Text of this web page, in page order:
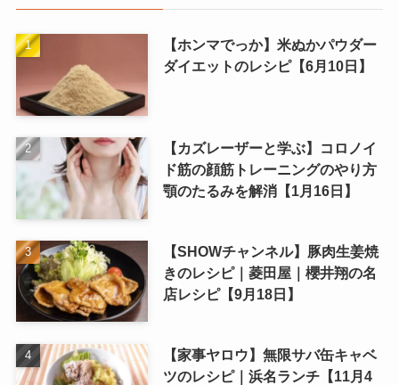
【ホンマでっか】米ぬかパウダー
ダイエットのレシピ【6月10日】
【カズレーザーと学ぶ】コロノイ
ド筋の顔筋トレーニングのやり方
顎のたるみを解消【1月16日】
【SHOWチャンネル】豚肉生姜焼
きのレシピ｜菱田屋｜櫻井翔の名
店レシピ【9月18日】
【家事ヤロウ】無限サバ缶キャベ
ツのレシピ｜浜名ランチ【11月4